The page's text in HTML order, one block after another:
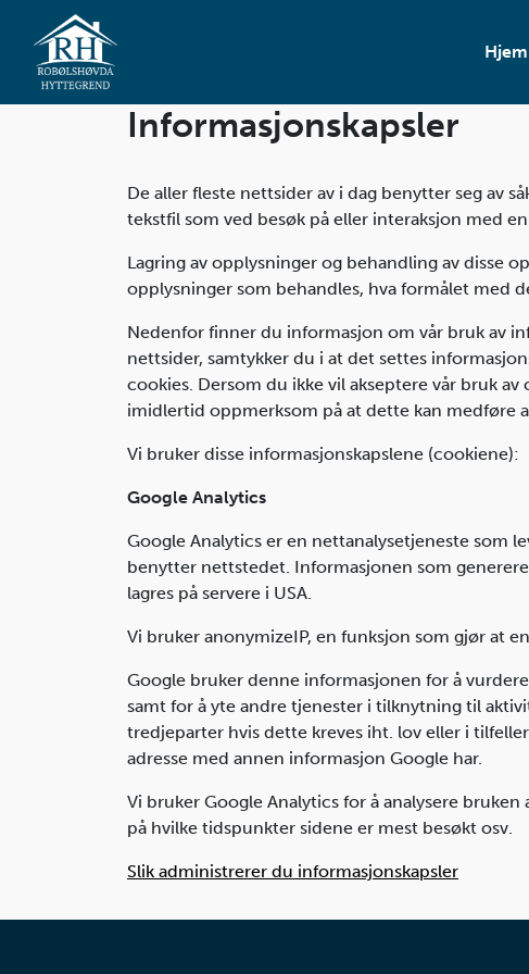
Hjem
Informasjonskapsler
De aller fleste nettsider av i dag benytter seg av
tekstfil som ved besøk på eller interaksjon med
Lagring av opplysninger og behandling av disse
opplysninger som behandles, hva formålet med
Nedenfor finner du informasjon om vår bruk av
nettsider, samtykker du i at det settes
cookies. Dersom du ikke vil akseptere vår bruk
imidlertid oppmerksom på at dette kan medføre
Vi bruker disse informasjonskapslene (cookiene):
Google Analytics
Google Analytics er en nettanalysetjeneste som
benytter nettstedet. Informasjonen som
lagres på servere i USA.
Vi bruker anonymizeIP, en funksjon som gjør at
Google bruker denne informasjonen for å
samt for å yte andre tjenester i tilknytning til
tredjeparter hvis dette kreves iht. lov eller i
adresse med annen informasjon Google har.
Vi bruker Google Analytics for å analysere
på hvilke tidspunkter sidene er mest besøkt osv.
Slik administrerer du informasjonskapsler